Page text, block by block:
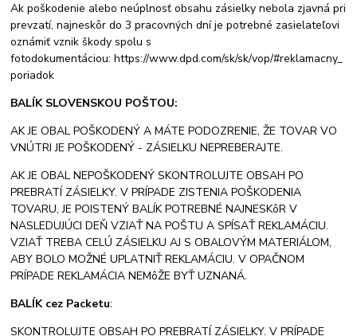
Ak poškodenie alebo neúplnosť obsahu zásielky nebola zjavná pri
prevzatí, najneskôr do 3 pracovných dní je potrebné zasielateľovi
oznámiť vznik škody spolu s
fotodokumentáciou: https://www.dpd.com/sk/sk/vop/#reklamacny_
poriadok
BALÍK SLOVENSKOU POŠTOU:
AK JE OBAL POŠKODENÝ A MÁTE PODOZRENIE, ŽE TOVAR VO
VNÚTRI JE POŠKODENÝ - ZÁSIELKU NEPREBERAJTE.
AK JE OBAL NEPOŠKODENÝ SKONTROLUJTE OBSAH PO
PREBRATÍ ZÁSIELKY. V PRÍPADE ZISTENIA POŠKODENIA
TOVARU, JE POISTENÝ BALÍK POTREBNÉ NAJNESKôR V
NASLEDUJÚCI DEŇ VZIAŤ NA POŠTU A SPÍSAŤ REKLAMÁCIU.
VZIAŤ TREBA CELÚ ZÁSIELKU AJ S OBALOVÝM MATERIÁLOM,
ABY BOLO MOŽNÉ UPLATNIŤ REKLAMÁCIU. V OPAČNOM
PRÍPADE REKLAMÁCIA NEMôŽE BYŤ UZNANÁ.
BALÍK cez Packetu:
SKONTROLUJTE OBSAH PO PREBRATÍ ZÁSIELKY. V PRÍPADE